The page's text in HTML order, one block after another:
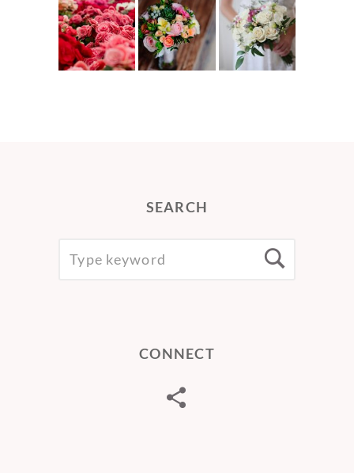
SEARCH
FOR:
CONNECT